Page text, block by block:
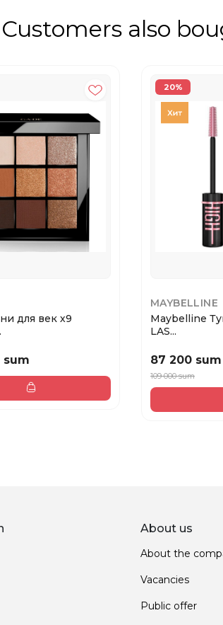
Customers also
для век х9
sum
20%
MAYBELLINE
Maybelline
LAS...
87 200 sum
109 000 sum
About us
About the
Vacancies
Public offer